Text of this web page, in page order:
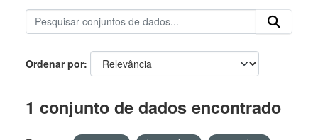
Ordenar por
1 conjunto de dados encontrado